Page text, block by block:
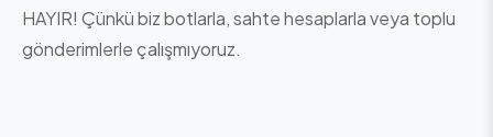
HAYIR! Çünkü biz botlarla, sahte hesaplarla veya toplu
gönderimlerle çalışmıyoruz.